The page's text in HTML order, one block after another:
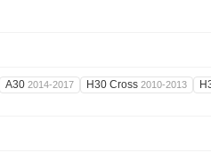
A30 2014-2017 H30 Cross 2010-2013